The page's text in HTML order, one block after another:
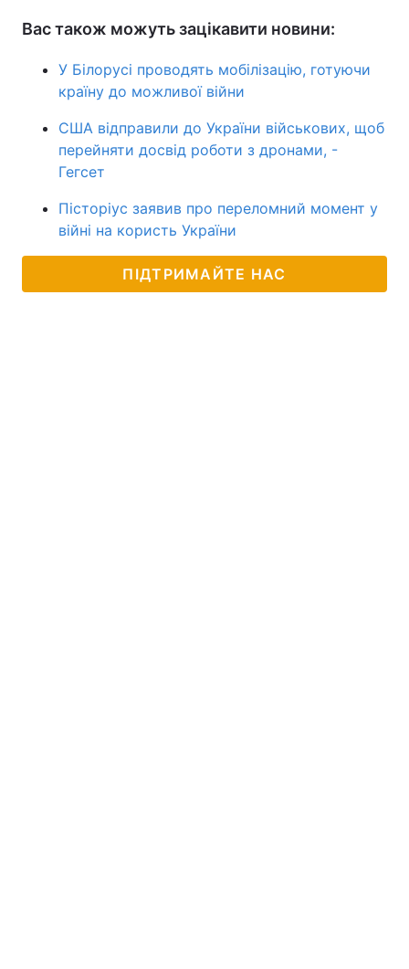
Вас також можуть зацікавити новини:
У Білорусі проводять мобілізацію, готуючи
країну до можливої війни
США відправили до України військових, щоб
перейняти досвід роботи з дронами, -
Гегсет
Пісторіус заявив про переломний момент у
війні на користь України
ПІДТРИМАЙТЕ НАС